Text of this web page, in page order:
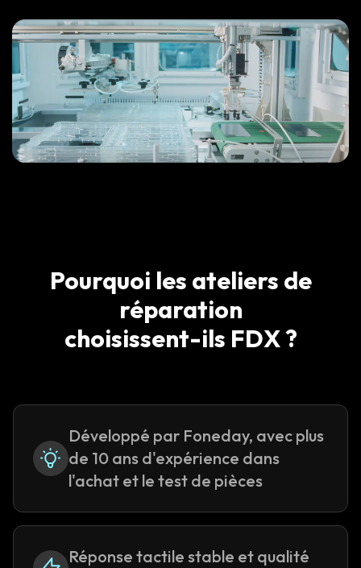
Pourquoi les ateliers de
réparation
choisissent-ils FDX ?
Développé par Foneday, avec plus
de 10 ans d'expérience dans
l'achat et le test de pièces
Réponse tactile stable et qualité